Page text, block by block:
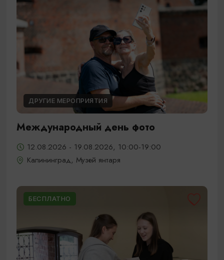
ДРУГИЕ МЕРОПРИЯТИЯ
Международный день фото
12.08.2026 - 19.08.2026, 10:00-19:00
Калининград, Музей янтаря
БЕСПЛАТНО